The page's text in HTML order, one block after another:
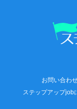
お問い合わ
ステップアップjob